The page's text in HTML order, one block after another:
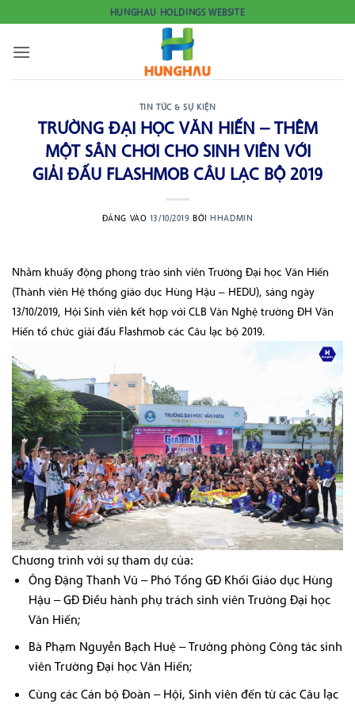
nội
HUNGHAU HOLDINGS WEBSITE
TIN TỨC & SỰ KIỆN
TRƯỜNG ĐẠI HỌC VĂN HIẾN – THÊM
MỘT SÂN CHƠI CHO SINH VIÊN VỚI
GIẢI ĐẤU FLASHMOB CÂU LẠC BỘ 2019
ĐĂNG VÀO 13/10/2019 BỞIHHADMIN
Nhằm khuấy động phong trào sinh viên Trường Đại học Văn Hiến
(Thành viên Hệ thống giáo dục Hùng Hậu – HEDU), sáng ngày
13/10/2019, Hội Sinh viên kết hợp với CLB Văn Nghệ trường ĐH Văn
Hiến tổ chức giải đấu Flashmob các Câu lạc bộ 2019.
Chương trình với sự tham dự của:
Ông Đặng Thanh Vũ – Phó Tổng GĐ Khối Giáo dục Hùng
Hậu – GĐ Điều hành phụ trách sinh viên Trường Đại học
Văn Hiến;
Bà Phạm Nguyễn Bạch Huệ – Trưởng phòng Công tác sinh
viên Trường Đại học Văn Hiến;
Cùng các Cán bộ Đoàn – Hội, Sinh viên đến từ các Câu lạc